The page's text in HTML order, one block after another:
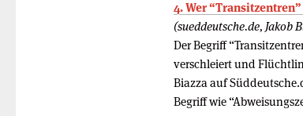
4. Wer
(sueddeutsche.de, Jakob
Der Begriff
verschleiert und
Biazza auf
Begriff wie